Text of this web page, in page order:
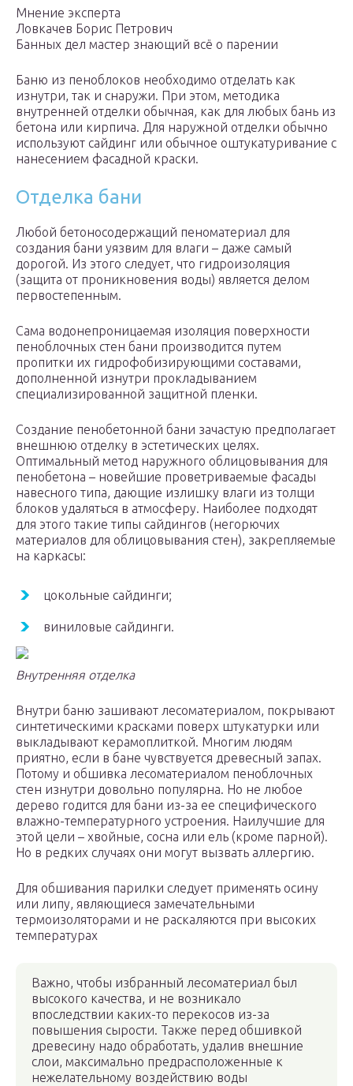
Мнение эксперта
Ловкачев Борис Петрович
Банных дел мастер знающий всё о парении
Баню из пеноблоков необходимо отделать как
изнутри, так и снаружи. При этом, методика
внутренней отделки обычная, как для любых бань из
бетона или кирпича. Для наружной отделки обычно
используют сайдинг или обычное оштукатуривание с
нанесением фасадной краски.
Отделка бани
Любой бетоносодержащий пеноматериал для
создания бани уязвим для влаги – даже самый
дорогой. Из этого следует, что гидроизоляция
(защита от проникновения воды) является делом
первостепенным.
Сама водонепроницаемая изоляция поверхности
пеноблочных стен бани производится путем
пропитки их гидрофобизирующими составами,
дополненной изнутри прокладыванием
специализированной защитной пленки.
Создание пенобетонной бани зачастую предполагает
внешнюю отделку в эстетических целях.
Оптимальный метод наружного облицовывания для
пенобетона – новейшие проветриваемые фасады
навесного типа, дающие излишку влаги из толщи
блоков удаляться в атмосферу. Наиболее подходят
для этого такие типы сайдингов (негорючих
материалов для облицовывания стен), закрепляемые
на каркасы:
цокольные сайдинги;
виниловые сайдинги.
Внутренняя отделка
Внутри баню зашивают лесоматериалом, покрывают
синтетическими красками поверх штукатурки или
выкладывают керамоплиткой. Многим людям
приятно, если в бане чувствуется древесный запах.
Потому и обшивка лесоматериалом пеноблочных
стен изнутри довольно популярна. Но не любое
дерево годится для бани из-за ее специфического
влажно-температурного устроения. Наилучшие для
этой цели – хвойные, сосна или ель (кроме парной).
Но в редких случаях они могут вызвать аллергию.
Для обшивания парилки следует применять осину
или липу, являющиеся замечательными
термоизоляторами и не раскаляются при высоких
температурах
Важно, чтобы избранный лесоматериал был
высокого качества, и не возникало
впоследствии каких-то перекосов из-за
повышения сырости. Также перед обшивкой
древесину надо обработать, удалив внешние
слои, максимально предрасположенные к
нежелательному воздействию воды